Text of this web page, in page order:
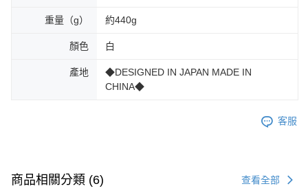
重量（g） 約440g
顏色 白
產地
◆DESIGNED IN JAPAN MADE IN
CHINA◆
客服
商品相關分類 (6) 查看全部